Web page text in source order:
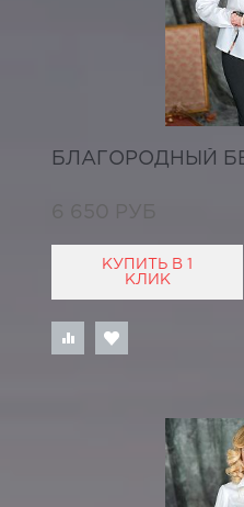
БЛАГОРОДНЫЙ
6 650 РУБ
КУПИТЬ В 1
КЛИК